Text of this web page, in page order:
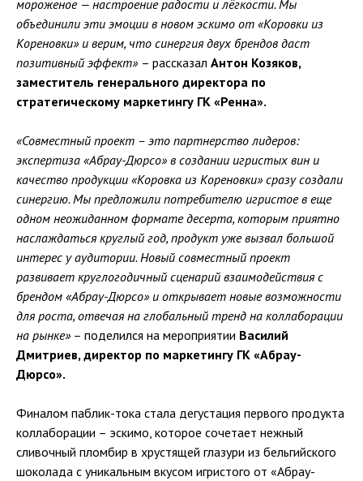
мороженое — настроение радости и лёгкости. Мы
объединили эти эмоции в новом эскимо от «Коровки из
Кореновки» и верим, что синергия двух брендов даст
позитивный эффект» – рассказал Антон Козяков,
заместитель генерального директора по
стратегическому маркетингу ГК «Ренна».
«Совместный проект – это партнерство лидеров:
экспертиза «Абрау-Дюрсо» в создании игристых вин и
качество продукции «Коровка из Кореновки» сразу создали
синергию. Мы предложили потребителю игристое в еще
одном неожиданном формате десерта, которым приятно
наслаждаться круглый год, продукт уже вызвал большой
интерес у аудитории. Новый совместный проект
развивает круглогодичный сценарий взаимодействия с
брендом «Абрау-Дюрсо» и открывает новые возможности
для роста, отвечая на глобальный тренд на коллаборации
на рынке»– поделился на мероприятии Василий
Дмитриев, директор по маркетингу ГК «Абрау-
Дюрсо».
Финалом паблик-тока стала дегустация первого продукта
коллаборации – эскимо, которое сочетает нежный
сливочный пломбир в хрустящей глазури из бельгийского
шоколада с уникальным вкусом игристого от «Абрау-